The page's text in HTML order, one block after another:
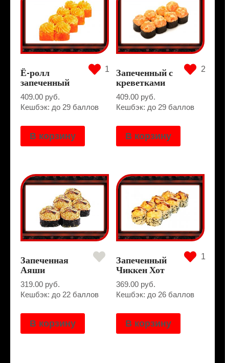
1
Ё-ролл
запеченный
409.00 руб.
Кешбэк: до 29 баллов
В корзину
2
Запеченный с
креветками
409.00 руб.
Кешбэк: до 29 баллов
В корзину
Запеченная
Аяши
319.00 руб.
Кешбэк: до 22 баллов
В корзину
1
Запеченный
Чиккен Хот
369.00 руб.
Кешбэк: до 26 баллов
В корзину